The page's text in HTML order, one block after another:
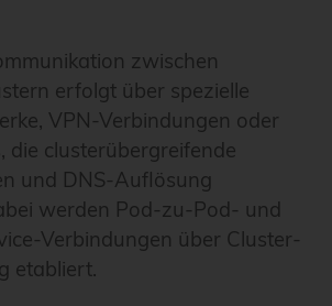
zwischen
erfolgt über spezielle
VPN-Verbindungen oder
die clusterübergreifende
und DNS-Auflösung
werden Pod-zu-Pod- und
Verbindungen über Cluster-
etabliert.